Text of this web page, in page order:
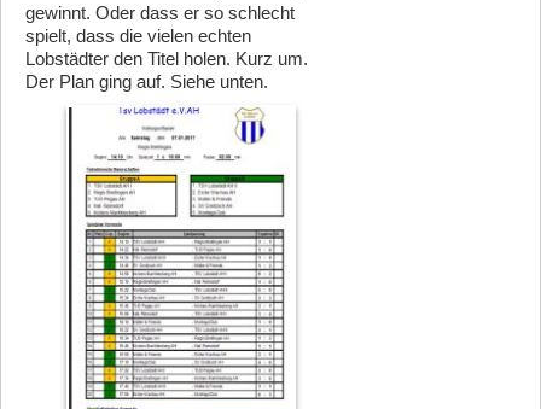
gewinnt. Oder dass er so schlecht
spielt, dass die vielen echten
Lobstädter den Titel holen. Kurz um.
Der Plan ging auf. Siehe unten.